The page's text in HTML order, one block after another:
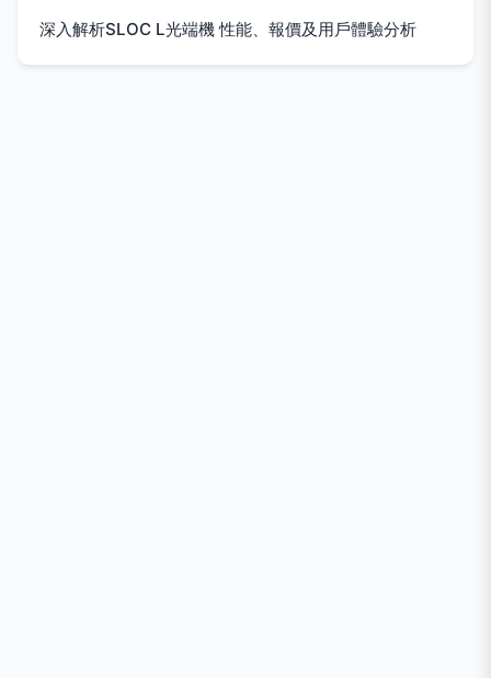
深入解析SLOC L光端機 性能、報價及用戶體驗分析